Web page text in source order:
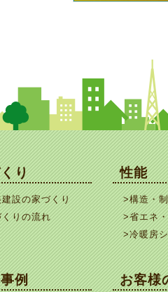
り
設の家づくり
りの流れ
性能
>構造・
>省エネ
>冷暖房
例 お客様